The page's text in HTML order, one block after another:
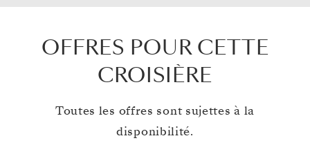
OFFRES POUR CETTE
CROISIÈRE
Toutes les offres sont sujettes à la
disponibilité.